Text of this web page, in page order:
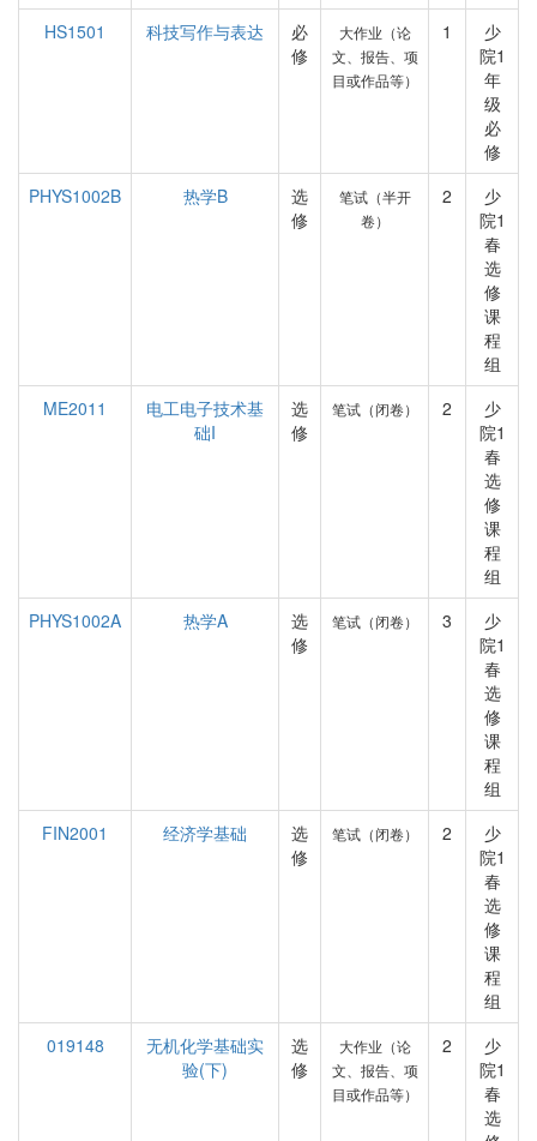
HS1501
科技写作与表达
必
修
大作业（论
文、报告、项
目或作品等）
1
少
院1
年
级
必
修
PHYS1002B
热学B
选
修
笔试（半开
卷）
2
少
院1
春
选
修
课
程
组
ME2011
电工电子技术基
础I
选
修
笔试（闭卷） 2
少
院1
春
选
修
课
程
组
PHYS1002A
热学A
选
修
笔试（闭卷） 3
少
院1
春
选
修
课
程
组
FIN2001
经济学基础
选
修
笔试（闭卷） 2
少
院1
春
选
修
课
程
组
019148
无机化学基础实
验(下)
选
修
大作业（论
文、报告、项
目或作品等）
2
少
院1
春
选